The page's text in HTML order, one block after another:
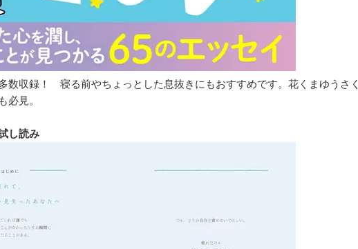
数収録！ 寝る前やちょっとした息抜きにもおすすめです。花くまゆうさく
必見。
し読み